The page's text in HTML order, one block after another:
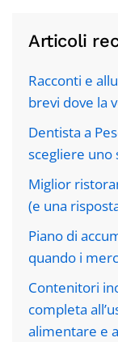
Articoli
Racconti e
brevi dove la
Dentista a
scegliere uno
Miglior
(e una
Piano di
quando i
Contenitori
completa
alimentare e